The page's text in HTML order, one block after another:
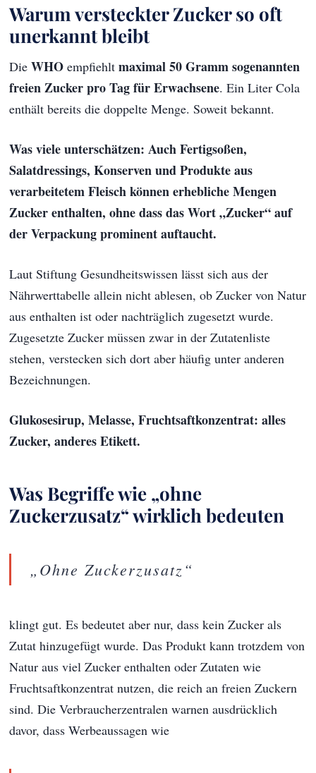
Warum versteckter Zucker so oft
unerkannt bleibt
DieWHO empfiehltmaximal 50 Gramm sogenannten
freien Zucker pro Tag für Erwachsene. Ein Liter Cola
enthält bereits die doppelte Menge. Soweit bekannt.
Was viele unterschätzen: Auch Fertigsoßen,
Salatdressings, Konserven und Produkte aus
verarbeitetem Fleisch können erhebliche Mengen
Zucker enthalten, ohne dass das Wort „Zucker“ auf
der Verpackung prominent auftaucht.
Laut Stiftung Gesundheitswissen lässt sich aus der
Nährwerttabelle allein nicht ablesen, ob Zucker von Natur
aus enthalten ist oder nachträglich zugesetzt wurde.
Zugesetzte Zucker müssen zwar in der Zutatenliste
stehen, verstecken sich dort aber häufig unter anderen
Bezeichnungen.
Glukosesirup, Melasse, Fruchtsaftkonzentrat: alles
Zucker, anderes Etikett.
Was Begriffe wie „ohne
Zuckerzusatz“ wirklich bedeuten
„Ohne Zuckerzusatz“
klingt gut. Es bedeutet aber nur, dass kein Zucker als
Zutat hinzugefügt wurde. Das Produkt kann trotzdem von
Natur aus viel Zucker enthalten oder Zutaten wie
Fruchtsaftkonzentrat nutzen, die reich an freien Zuckern
sind. Die Verbraucherzentralen warnen ausdrücklich
davor, dass Werbeaussagen wie